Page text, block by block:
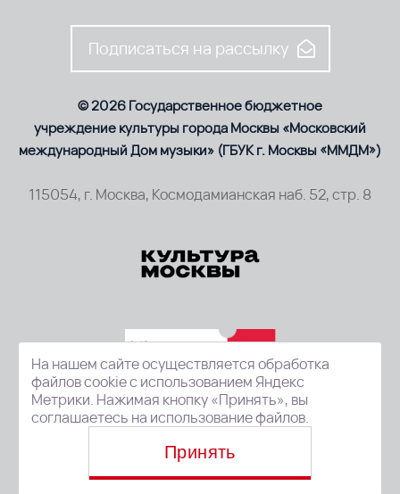
Подписаться на рассылку
© 2026 Государственное бюджетное
учреждение культуры города Москвы «Московский
международный Дом музыки» (ГБУК г. Москвы «ММДМ»)
115054, г. Москва, Космодамианская наб. 52, стр. 8
На нашем сайте осуществляется обработка
файлов cookie с использованием Яндекс
Метрики. Нажимая кнопку «Принять», вы
соглашаетесь на использование файлов.
Принять